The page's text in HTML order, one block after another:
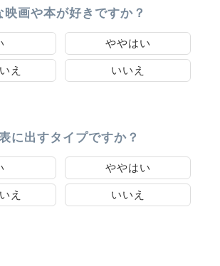
映画や本が好きですか？
ややはい
え いいえ
に出すタイプですか？
ややはい
え いいえ